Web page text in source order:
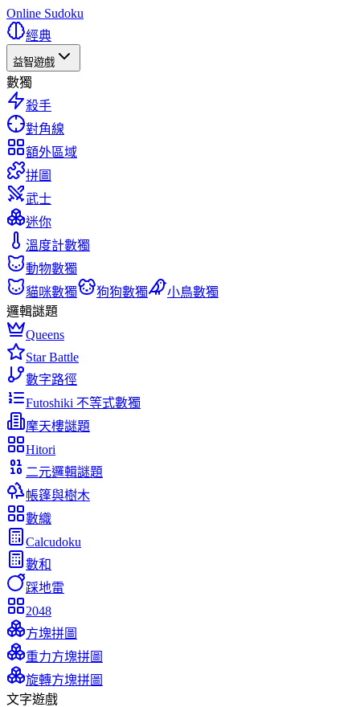
Online Sudoku
經典
益智遊戲
數獨
殺手
對角線
額外區域
拼圖
武士
迷你
溫度計數獨
動物數獨
貓咪數獨
狗狗數獨
小鳥數獨
邏輯謎題
Queens
Star Battle
數字路徑
Futoshiki 不等式數獨
摩天樓謎題
Hitori
二元邏輯謎題
帳篷與樹木
數織
Calcudoku
數和
踩地雷
2048
方塊拼圖
重力方塊拼圖
旋轉方塊拼圖
文字遊戲